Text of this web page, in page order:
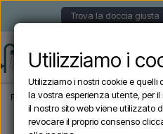
Trova la doccia
Pagina iniziale Doccia da giardino
Utilizziamo i
Utilizziamo i nostri cookie e quelli
la vostra esperienza utente, per
il nostro sito web viene utilizzato
revocare il proprio consenso